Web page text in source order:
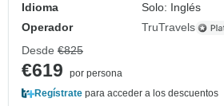
Idioma
Solo: Inglés
Operador
TruTravels
Desde €825
€619
por persona
Regístrate para acceder a los descuentos